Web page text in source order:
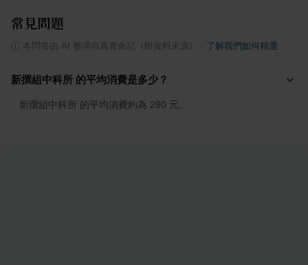
常見問題
本問答由 AI 整理自真實食記（附資料來源） 了解我們如何精選
新撰組中科所 的平均消費是多少？
新撰組中科所 的平均消費約為 280 元。